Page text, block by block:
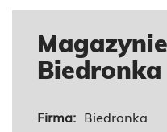
Firma: Biedronka